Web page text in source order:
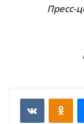
Пресс-
VKontakte